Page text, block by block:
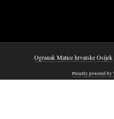
Ogranak Matice hrvatske Osijek
Proudly powered by